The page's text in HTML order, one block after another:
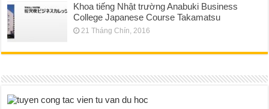
Khoa tiếng Nhật trường Anabuki Business
College Japanese Course Takamatsu
21 Tháng Chín, 2016